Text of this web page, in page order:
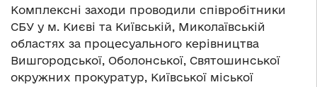
Комплексні заходи проводили співробітники
СБУ у м. Києві та Київській, Миколаївській
областях за процесуального керівництва
Вишгородської, Оболонської, Святошинської
окружних прокуратур, Київської міської